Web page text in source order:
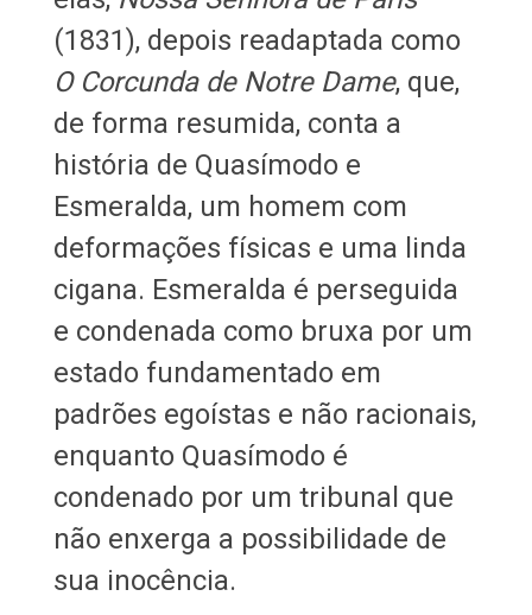
(1831), depois readaptada como
O Corcunda de Notre Dame, que,
de forma resumida, conta a
história de Quasímodo e
Esmeralda, um homem com
deformações físicas e uma linda
cigana. Esmeralda é perseguida
e condenada como bruxa por um
estado fundamentado em
padrões egoístas e não racionais,
enquanto Quasímodo é
condenado por um tribunal que
não enxerga a possibilidade de
sua inocência.